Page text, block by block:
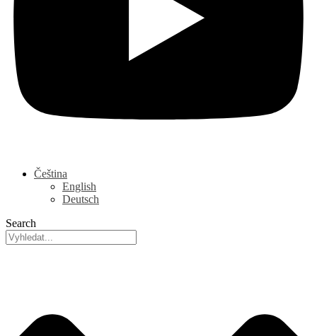
Čeština
English
Deutsch
Search